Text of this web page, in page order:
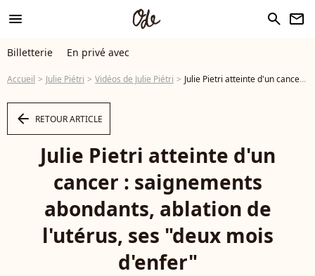
menu search newsletter
Billetterie En privé avec
Accueil Julie Piétri Vidéos de Julie Piétri Julie Pietri atteinte d'un cancer : saignements abondants, ablation de l'utérus, ses "deux mois d'enfer" - Vidéo
arrow_left RETOUR ARTICLE
Julie Pietri atteinte d'un
cancer : saignements
abondants, ablation de
l'utérus, ses "deux mois
d'enfer"